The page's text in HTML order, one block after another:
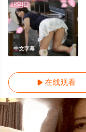
中文字幕
 在线观看